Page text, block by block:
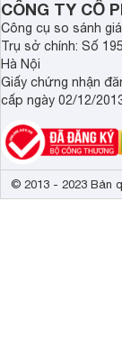
Công nghệ âm
Kích thước có
Trọng lượng có
Kích thước
Trọng lượng
CÔNG TY CỔ
Công cụ so sánh
Trụ sở chính: Số
Hà Nội
Giấy chứng nhận
cấp ngày 02/12/
© 2013 - 2023 Bản